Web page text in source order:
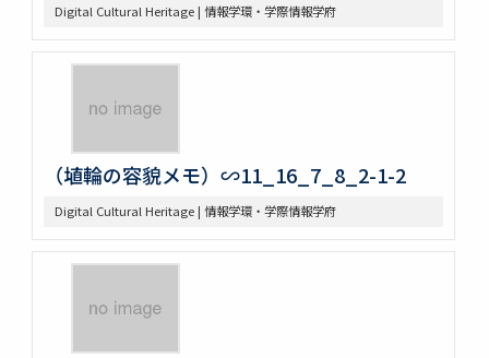
Digital Cultural Heritage | 情報学環・学際情報学府
（埴輪の容貌メモ）∽11_16_7_8_2-1-2
Digital Cultural Heritage | 情報学環・学際情報学府